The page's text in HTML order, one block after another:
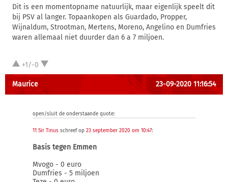
Dit is een momentopname natuurlijk, maar eigenlijk speelt dit
bij PSV al langer. Topaankopen als Guardado, Propper,
Wijnaldum, Strootman, Mertens, Moreno, Angelino en Dumfries
waren allemaal niet duurder dan 6 a 7 miljoen.
+1/-0
Maurice 23-09-2020 11:16:54
open/sluit de onderstaande quote:
11 Sir Tinus schreef op 23 september 2020 om 10:47:
Basis tegen Emmen
Mvogo - 0 euro
Dumfries - 5 miljoen